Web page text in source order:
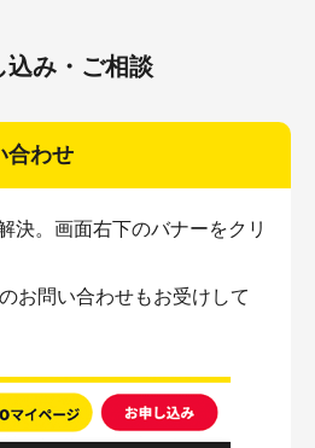
込み・ご相談
合わせ
決。画面右下のバナーをクリ
お問い合わせもお受けして